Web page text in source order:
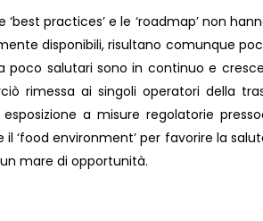
‘best practices’ e le ‘roadmap’ non
disponibili, risultano comunque
poco salutari sono in continuo e
rimessa ai singoli operatori della
a misure regolatorie
‘food environment’ per favorire la
un mare di opportunità.